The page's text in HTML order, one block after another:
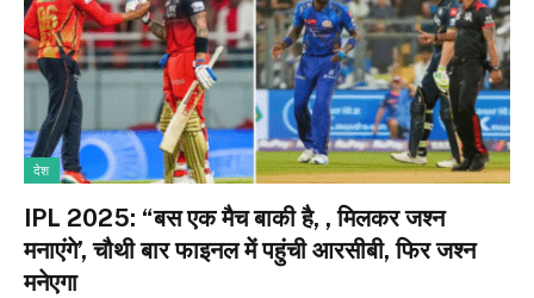
देश
IPL 2025: “बस एक मैच बाकी है, , मिलकर जश्न
मनाएंगे’, चौथी बार फाइनल में पहुंची आरसीबी, फिर जश्न
मनेएगा